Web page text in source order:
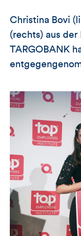
Christina Bovi
(rechts) aus
TARGOBANK